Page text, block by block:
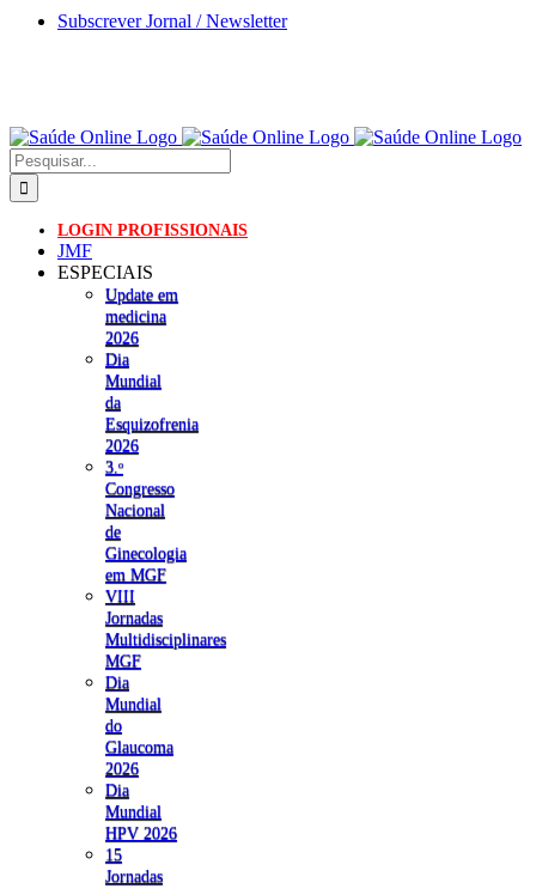
Skip
Subscrever Jornal / Newsletter
Pesquisar
LOGIN PROFISSIONAIS
JMF
ESPECIAIS
Update em
medicina
2026
Dia
Mundial
da
Esquizofrenia
2026
3.ᵒ
Congresso
Nacional
de
Ginecologia
em MGF
VIII
Jornadas
Multidisciplinares
MGF
Dia
Mundial
do
Glaucoma
2026
Dia
Mundial
HPV 2026
15
Jornadas